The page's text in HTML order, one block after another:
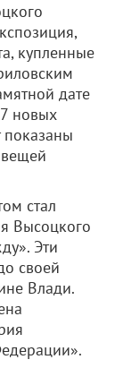
купленные
дате
новых
показаны
стал
Высоцкого
Эти
своей
Влади.